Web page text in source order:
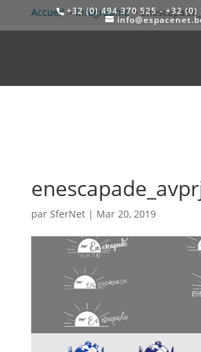
+32 (0) 494 370 525 - +32 (0)
Accueil>Infographie>
par SferNet| Mar 20, 2019